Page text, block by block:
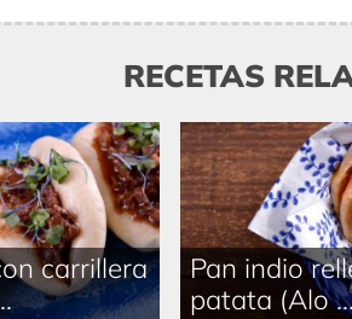
RECETAS
carrillera
Pan indio
patata (Alo